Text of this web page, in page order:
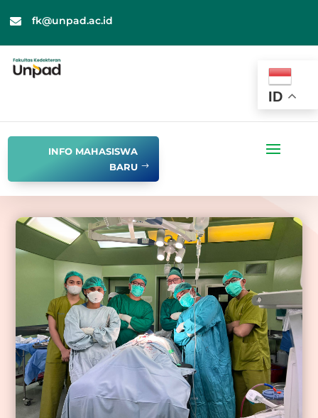
 fk@unpad.ac.id
ID
INFO MAHASISWA
BARU